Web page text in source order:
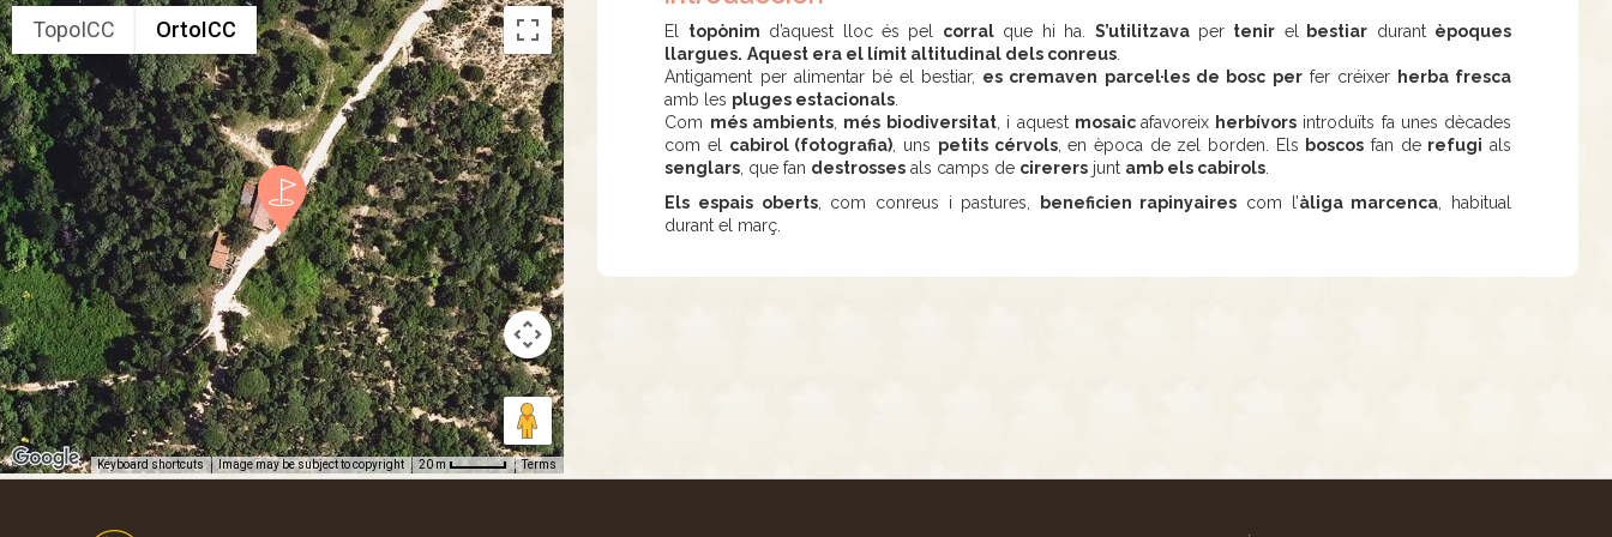
TopoICC OrtoICC
Keyboard shortcuts Image may be subject to copyright 20 m Terms
El topònim d’aquest lloc és pel corralque hi ha. S’utilitzavaper tenir el bestiar durant èpoques
llargues. Aquest era el límit altitudinal dels conreus
Antigament per alimentar bé el bestiar, es cremaven parcel·les de bosc perfer créixer herba fresca
amb les pluges estacionals
Com més ambients, més biodiversitat , i aquest mosaicafavoreix herbívors introduïts fa unes dècades
com el cabirol (fotografia) , uns petits cérvols, en època de zel borden. Els boscos fan de refugi als
senglars , que fan destrosses als camps de cirerers junt amb els cabirols
Els espais oberts, com conreus i pastures, beneficien rapinyaires com l’àliga marcenca , habitual
durant el març.